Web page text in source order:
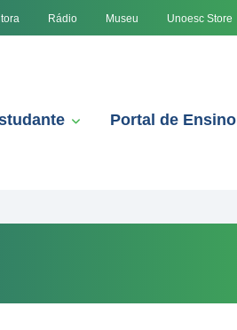
Rádio Museu Unoesc Store
Portal de Ensino